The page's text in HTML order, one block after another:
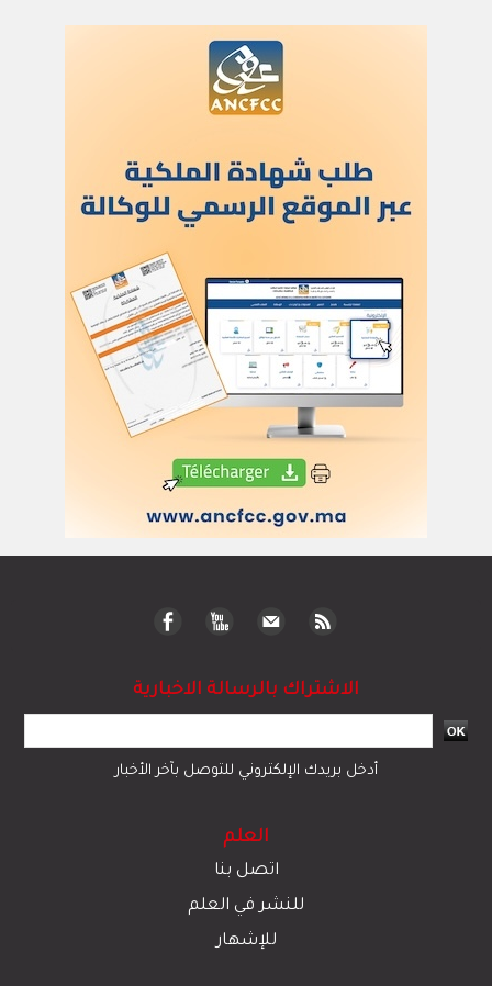
الاشتراك بالرسالة الاخبارية
أدخل بريدك الإلكتروني للتوصل بآخر الأخبار
العلم
اتصل بنا
للنشر في العلم
للإشهار